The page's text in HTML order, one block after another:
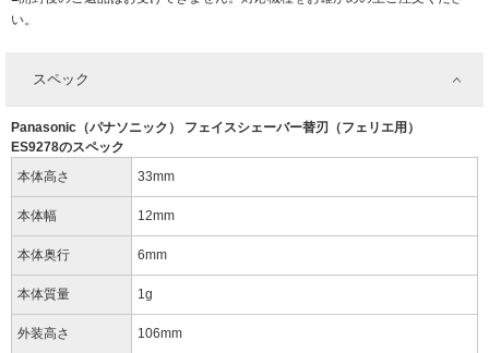
い。
スペック
Panasonic（パナソニック） フェイスシェーバー替刃（フェリエ用）
ES9278のスペック
本体高さ
33mm
本体幅 12mm
本体奥行 6mm
本体質量 1g
外装高さ 106mm